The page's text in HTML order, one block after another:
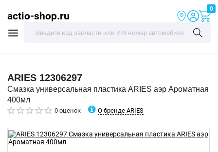
actio-shop.ru
0
ARIES 12306297
Смазка универсальная пластика ARIES аэр Ароматная
400мл
0 оценок О бренде ARIES